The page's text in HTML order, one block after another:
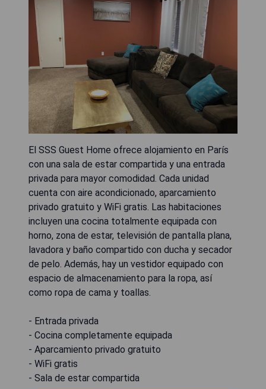
El SSS Guest Home ofrece alojamiento en París
con una sala de estar compartida y una entrada
privada para mayor comodidad. Cada unidad
cuenta con aire acondicionado, aparcamiento
privado gratuito y WiFi gratis. Las habitaciones
incluyen una cocina totalmente equipada con
horno, zona de estar, televisión de pantalla plana,
lavadora y baño compartido con ducha y secador
de pelo. Además, hay un vestidor equipado con
espacio de almacenamiento para la ropa, así
como ropa de cama y toallas.
- Entrada privada
- Cocina completamente equipada
- Aparcamiento privado gratuito
- WiFi gratis
- Sala de estar compartida